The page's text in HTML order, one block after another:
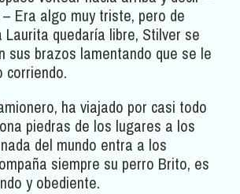
Era algo muy triste, pero de
Laurita quedaría libre, Stilver se
sus brazos lamentando que se le
corriendo.
ha viajado por casi todo
piedras de los lugares a los
del mundo entra a los
siempre su perro Brito, es
y obediente.